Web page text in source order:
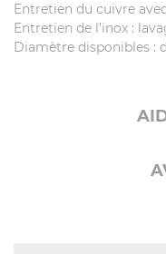
Entretien du cuivre
Entretien de l’inox :
Diamètre disponibles :